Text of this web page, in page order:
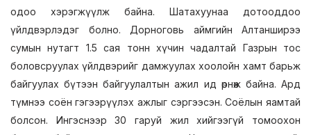
одоо хэрэгжүүлж байна. Шатахуунаа дотооддоо
үйлдвэрлэдэг болно. Дорноговь аймгийн Алтанширээ
сумын нутагт 1.5 сая тонн хүчин чадалтай Газрын тос
боловсруулах үйлдвэрийг дамжуулах хоолойн хамт барьж
байгуулах бүтээн байгуулалтын ажил ид өрнөж байна. Ард
түмнээ соён гэгээрүүлэх ажлыг сэргээсэн. Соёлын яамтай
болсон. Ингэснээр 30 гаруй жил хийгээгүй томоохон